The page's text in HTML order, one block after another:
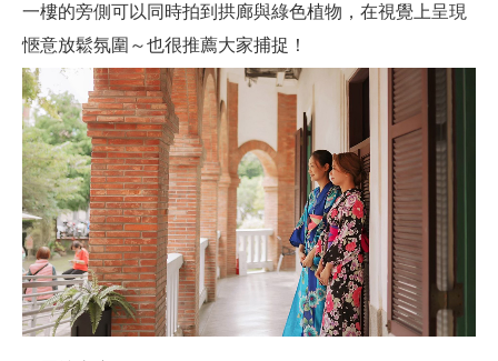
一樓的旁側可以同時拍到拱廊與綠色植物，在視覺上呈現
愜意放鬆氛圍～也很推薦大家捕捉！